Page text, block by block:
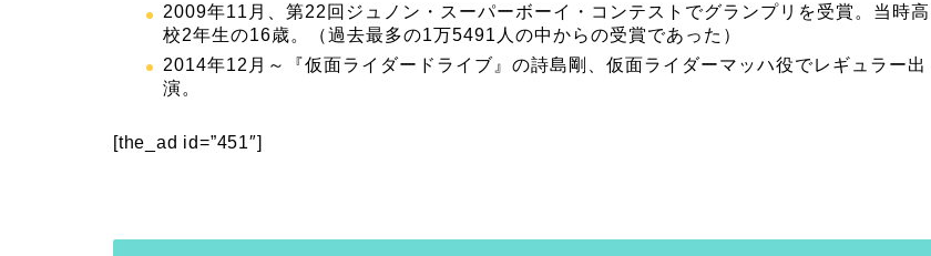
2009年11月、第22回 ジュノン・スーパーボーイ・コンテストでグランプリ を受賞。当時高
校2年生の16歳。（過去最多の1万5491人の中からの受賞であった）
2014年12月～
『仮面ライダードライブ』 の詩島剛、 仮面ライダーマッハ役でレギュラー出
演。
[the_ad id=”451″]